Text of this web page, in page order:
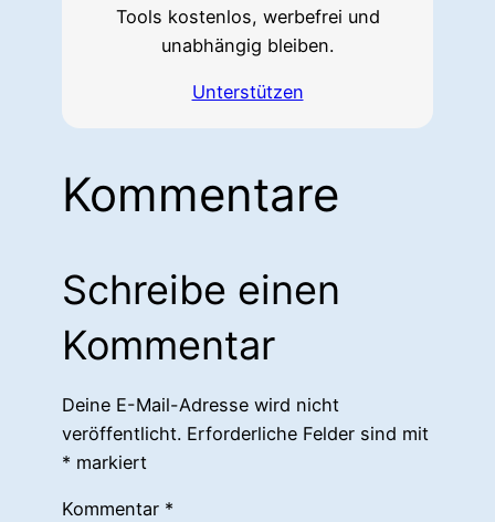
Tools kostenlos, werbefrei und
unabhängig bleiben.
Unterstützen
Kommentare
Schreibe einen
Kommentar
Deine E-Mail-Adresse wird nicht
veröffentlicht. Erforderliche Felder sind mit
* markiert
Kommentar *